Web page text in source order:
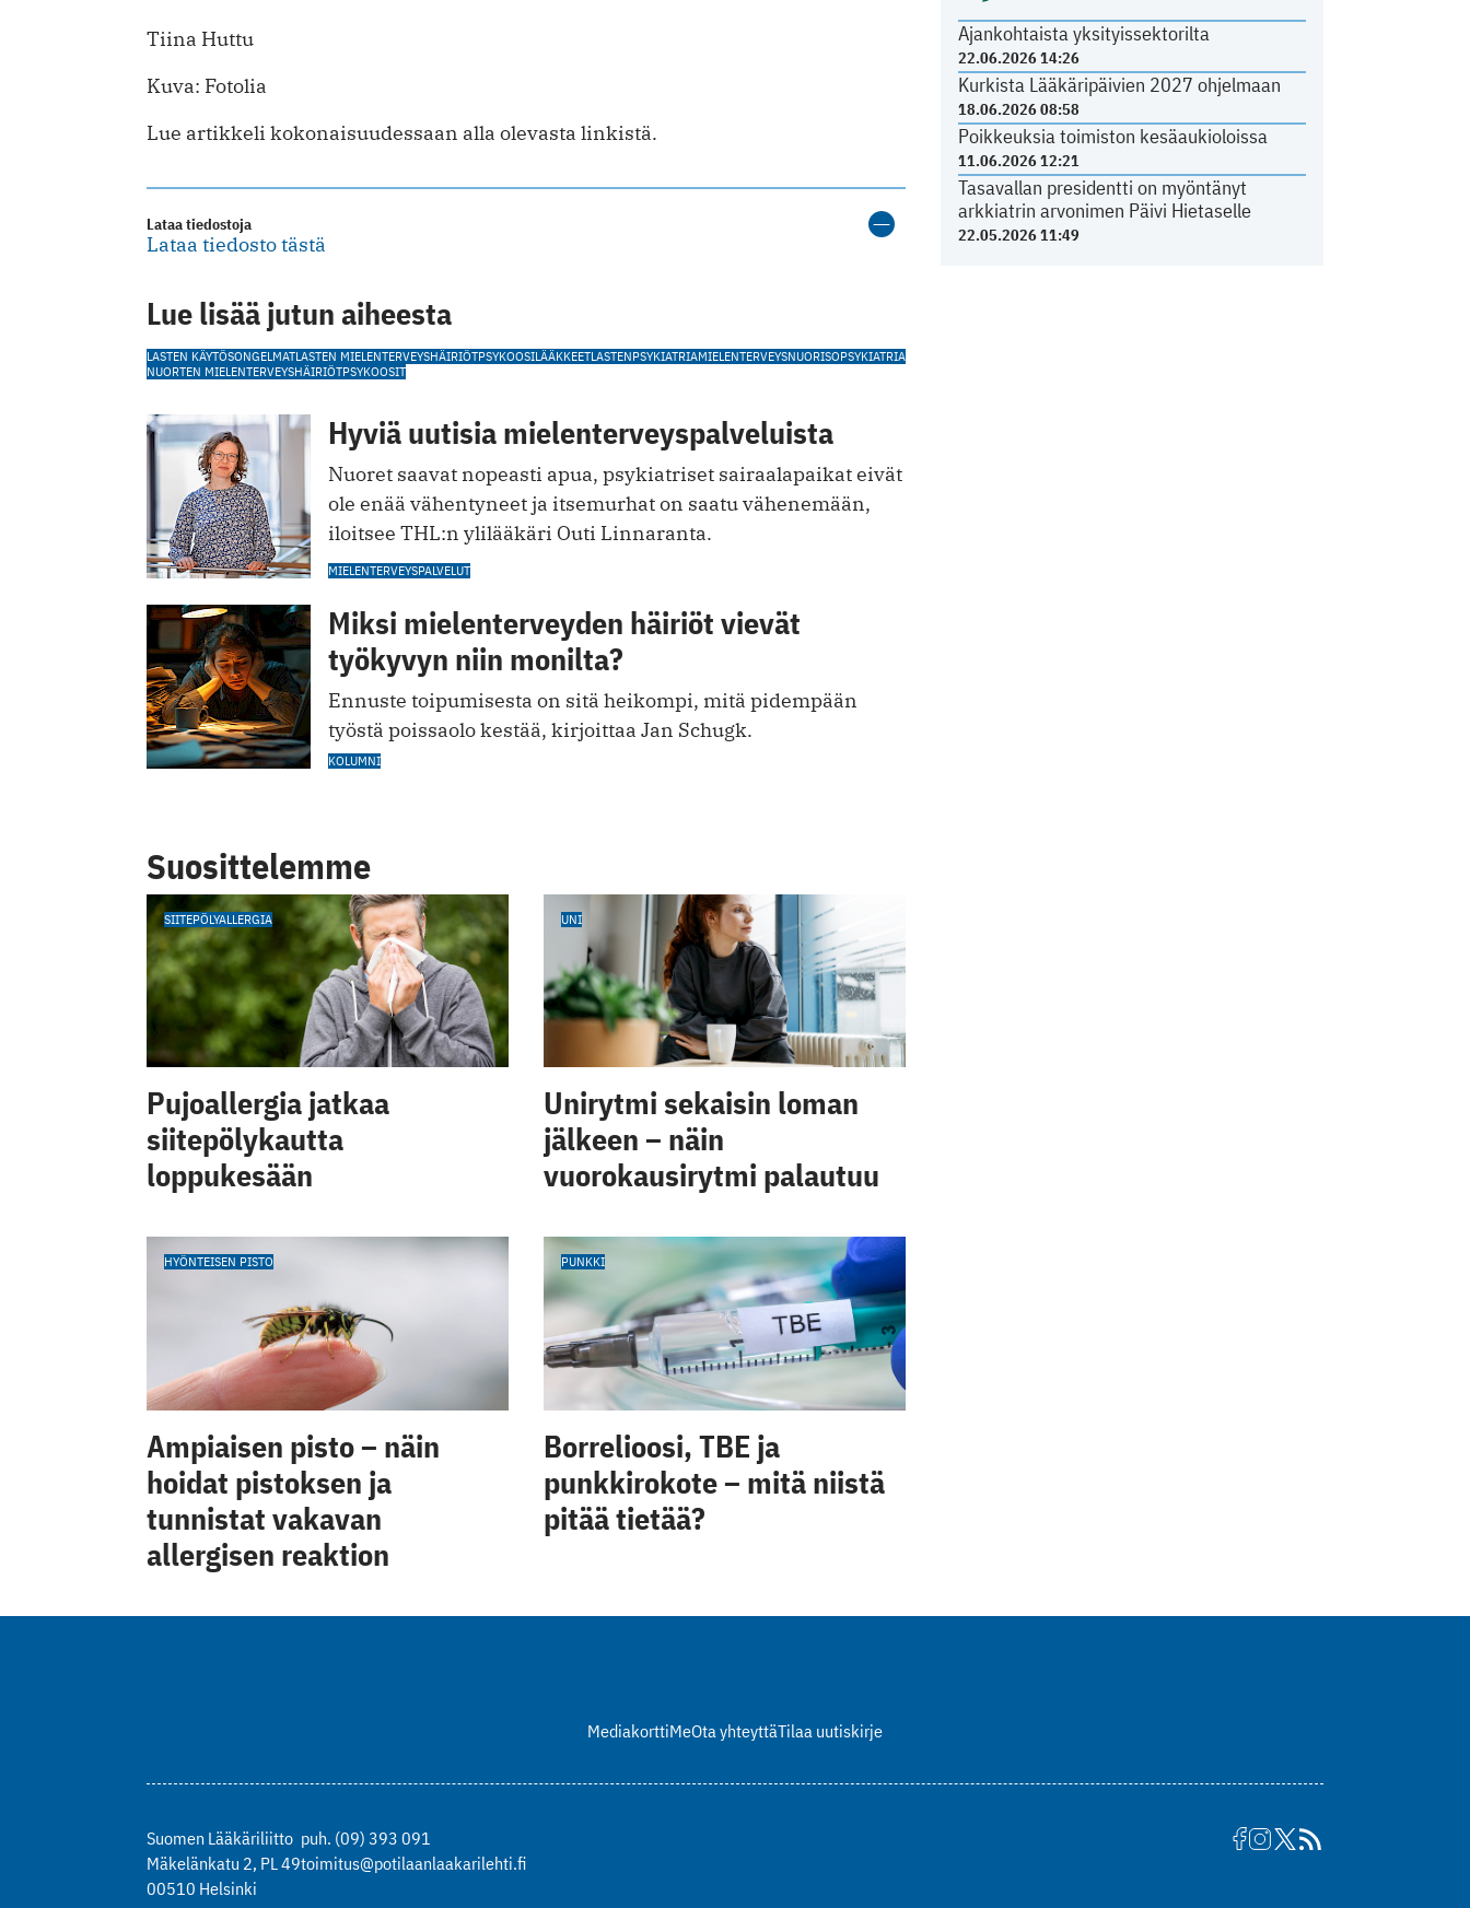
Ajankohtaista yksityissektorilta
22.06.2026 14:26
Kurkista Lääkäripäivien 2027 ohjelmaan
18.06.2026 08:58
Poikkeuksia toimiston kesäaukioloissa
11.06.2026 12:21
Tasavallan presidentti on myöntänyt
arkkiatrin arvonimen Päivi Hietaselle
22.05.2026 11:49
Tiina Huttu
Kuva: Fotolia
Lue artikkeli kokonaisuudessaan alla olevasta linkistä.
Lataa tiedostoja
Lataa tiedosto tästä
Lue lisää jutun aiheesta
LASTEN KÄYTÖSONGELMATLASTEN MIELENTERVEYSHÄIRIÖTPSYKOOSILÄÄKKEETLASTENPSYKIATRIAMIELENTERVEYSNUORISOPSYKIATRIA
NUORTEN MIELENTERVEYSHÄIRIÖTPSYKOOSIT
Hyviä uutisia mielenterveyspalveluista
Nuoret saavat nopeasti apua, psykiatriset sairaalapaikat eivät
ole enää vähentyneet ja itsemurhat on saatu vähenemään,
iloitsee THL:n ylilääkäri Outi Linnaranta.
MIELENTERVEYSPALVELUT
Miksi mielenterveyden häiriöt vievät
työkyvyn niin monilta?
Ennuste toipumisesta on sitä heikompi, mitä pidempään
työstä poissaolo kestää, kirjoittaa Jan Schugk.
KOLUMNI
Suosittelemme
SIITEPÖLYALLERGIA
Pujoallergia jatkaa
siitepölykautta
loppukesään
UNI
Unirytmi sekaisin loman
jälkeen – näin
vuorokausirytmi palautuu
HYÖNTEISEN PISTO
Ampiaisen pisto – näin
hoidat pistoksen ja
tunnistat vakavan
allergisen reaktion
PUNKKI
Borrelioosi, TBE ja
punkkirokote – mitä niistä
pitää tietää?
MediakorttiMeOta yhteyttäTilaa uutiskirje
Suomen Lääkäriliitto
Mäkelänkatu 2, PL 49
00510 Helsinki
puh. (09) 393 091
toimitus@potilaanlaakarilehti.fi